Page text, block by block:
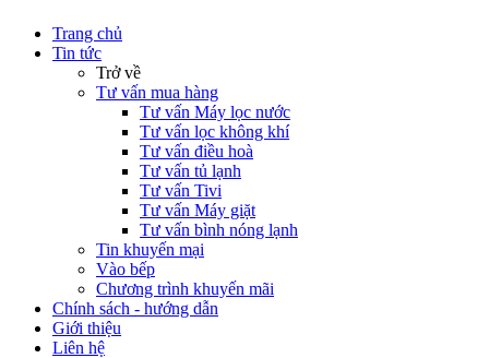
Trang chủ
Tin tức
Trở về
Tư vấn mua hàng
Tư vấn Máy lọc nước
Tư vấn lọc không khí
Tư vấn điều hoà
Tư vấn tủ lạnh
Tư vấn Tivi
Tư vấn Máy giặt
Tư vấn bình nóng lạnh
Tin khuyến mại
Vào bếp
Chương trình khuyến mãi
Chính sách - hướng dẫn
Giới thiệu
Liên hệ